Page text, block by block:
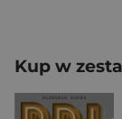
Kup w